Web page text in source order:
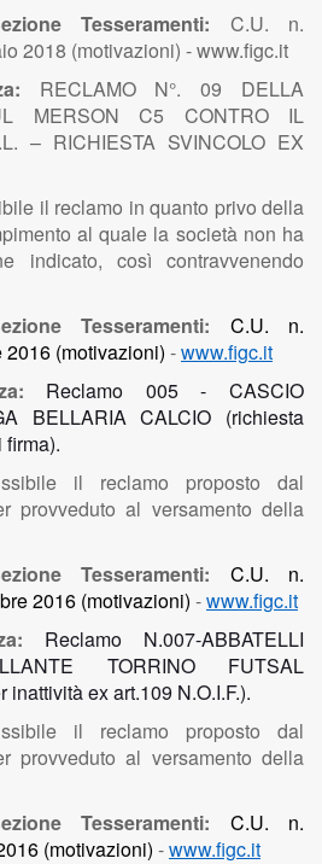
Tesseramenti: C.U. n.
2018 (motivazioni) - www.figc.it
RECLAMO N°. 09 DELLA
MERSON C5 CONTRO IL
– RICHIESTA SVINCOLO EX
il reclamo in quanto privo della
al quale la società non ha
indicato, così contravvenendo
Tesseramenti:
C.U. n.
(motivazioni) -www.figc.it
Reclamo 005 - CASCIO
BELLARIACALCIO (richiesta
il reclamo proposto dal
provveduto al versamento della
Tesseramenti:
C.U. n.
2016 (motivazioni) -www.figc.it
Reclamo N.007-ABBATELLI
TORRINO FUTSAL
ex art.109 N.O.I.F.).
il reclamo proposto dal
provveduto al versamento della
Tesseramenti:
C.U. n.
(motivazioni) -www.figc.it